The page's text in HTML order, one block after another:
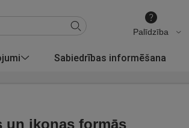
Palīdzība
Sabiedrības informēšana
un ikonas formās